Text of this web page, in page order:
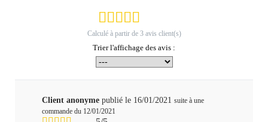
Calculé à partir de 3avis client(s)
Trier l'affichage des avis :
Client anonyme publié le 16/01/2021 suite à une
commande du 12/01/2021